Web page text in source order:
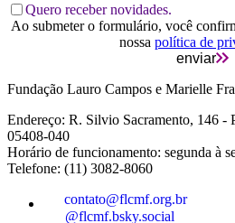
Quero receber novidades.
Ao submeter o formulário, você
nossa política de
enviar
Fundação Lauro Campos e Marielle
Endereço: R. Silvio Sacramento, 146 -
05408-040
Horário de funcionamento: segunda à
Telefone: (11) 3082-8060
contato@flcmf.org.br
@flcmf.bsky.social